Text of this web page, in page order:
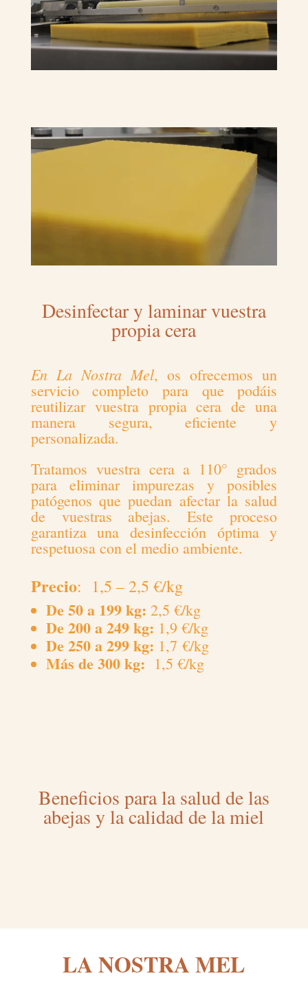
Desinfectar y laminar vuestra
propia cera
En La Nostra Mel,os ofrecemos un
servicio completo para que podáis
reutilizar vuestra propia cera de una
manera segura, eficiente y
personalizada.
Tratamos vuestra cera a 110° grados
para eliminar impurezas y posibles
patógenos que puedan afectar la salud
de vuestras abejas. Este proceso
garantiza una desinfección óptima y
respetuosa con el medio ambiente.
Precio: 1,5 – 2,5 €/kg
De 50 a 199 kg: 2,5 €/kg
De 200 a 249 kg: 1,9 €/kg
De 250 a 299 kg: 1,7 €/kg
Más de 300 kg: 1,5 €/kg
Beneficios para la salud de las
abejas y la calidad de la miel
LA NOSTRA MEL